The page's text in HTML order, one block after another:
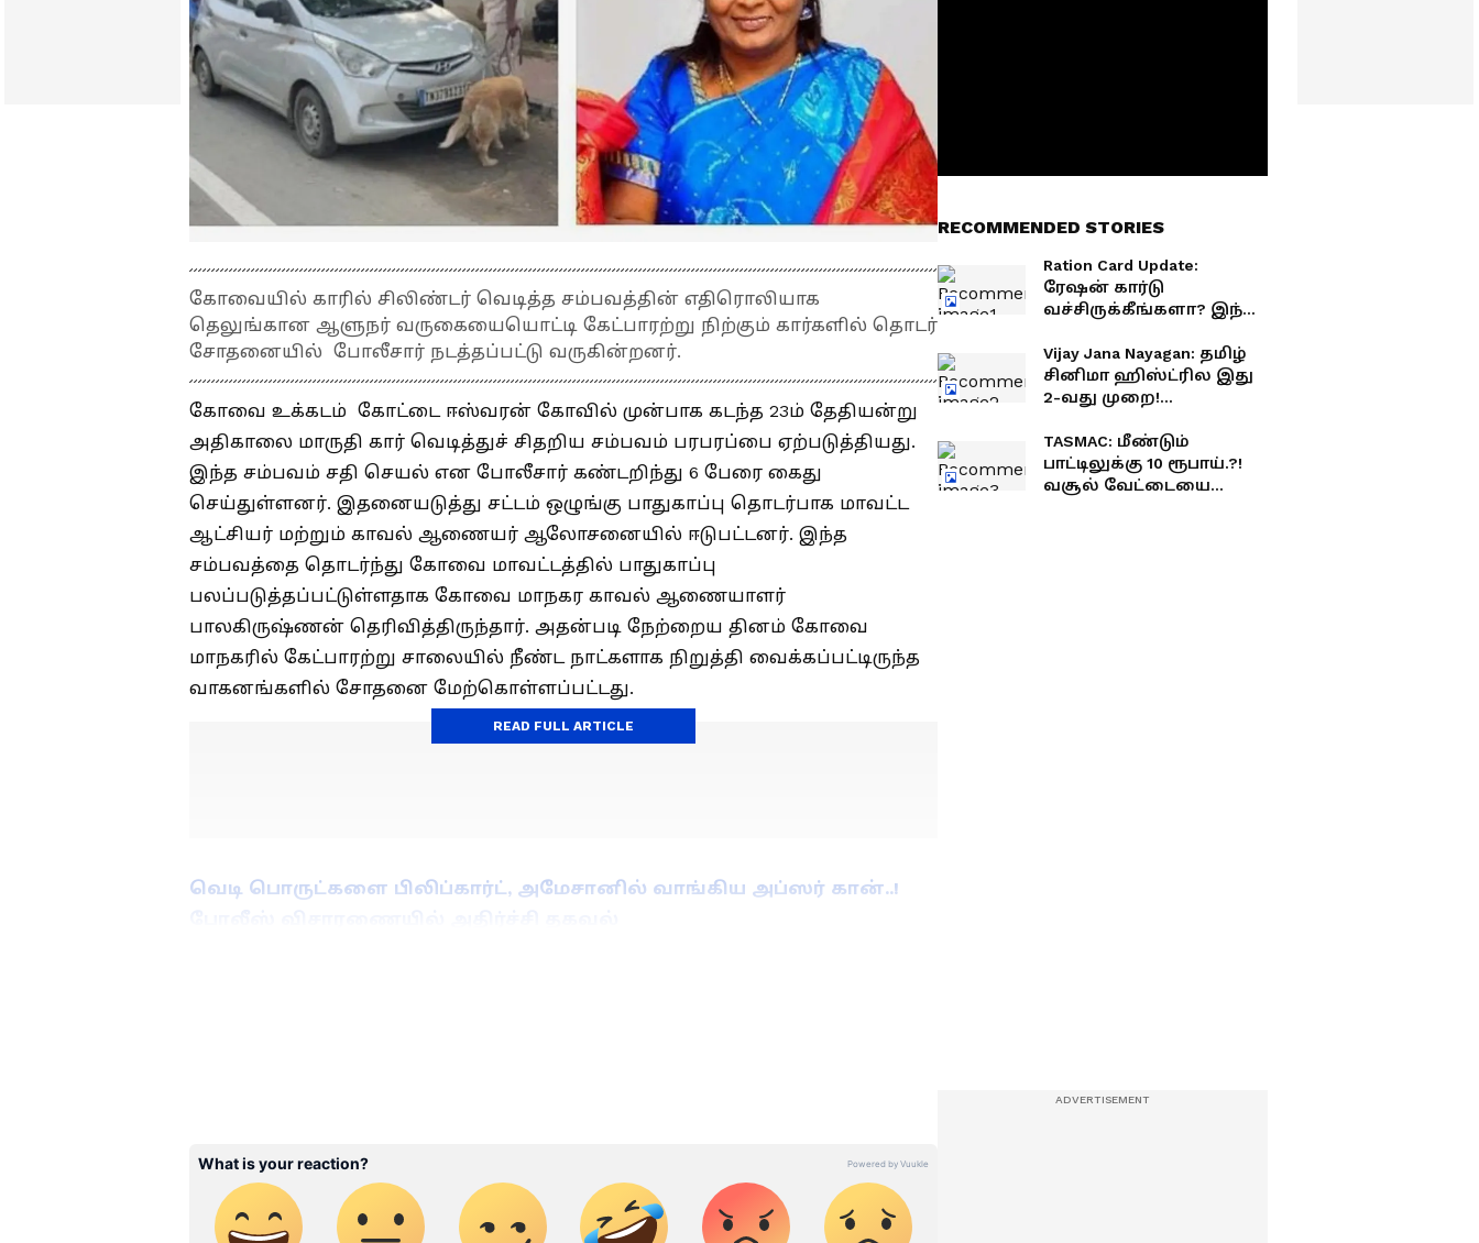
கோவையில் காரில் சிலிண்டர் வெடித்த சம்பவத்தின் எதிரொலியாக
தெலுங்கான ஆளுநர் வருகையையொட்டி கேட்பாரற்று நிற்கும் கார்களில் தொடர்
சோதனையில் போலீசார் நடத்தப்பட்டு வருகின்றனர்.
கோவை உக்கடம் கோட்டை ஈஸ்வரன் கோவில் முன்பாக கடந்த 23ம் தேதியன்று
அதிகாலை மாருதி கார் வெடித்துச் சிதறிய சம்பவம் பரபரப்பை ஏற்படுத்தியது.
இந்த சம்பவம் சதி செயல் என போலீசார் கண்டறிந்து 6 பேரை கைது
செய்துள்ளனர். இதனையடுத்து சட்டம் ஒழுங்கு பாதுகாப்பு தொடர்பாக மாவட்ட
ஆட்சியர் மற்றும் காவல் ஆணையர் ஆலோசனையில் ஈடுபட்டனர். இந்த
சம்பவத்தை தொடர்ந்து கோவை மாவட்டத்தில் பாதுகாப்பு
பலப்படுத்தப்பட்டுள்ளதாக கோவை மாநகர காவல் ஆணையாளர்
பாலகிருஷ்ணன் தெரிவித்திருந்தார். அதன்படி நேற்றைய தினம் கோவை
மாநகரில் கேட்பாரற்று சாலையில் நீண்ட நாட்களாக நிறுத்தி வைக்கப்பட்டிருந்த
வாகனங்களில் சோதனை மேற்கொள்ளப்பட்டது.
வெடி பொருட்களை பிலிப்கார்ட், அமேசானில் வாங்கிய அப்ஸர் கான்..!
READ FULL ARTICLE
RECOMMENDED STORIES
Ration Card Update:
ரேஷன் கார்டு
வச்சிருக்கீங்களா? இந்த
முடியுங்க... இல்லைனா
பொருட்கள் கிடைக்காது!
Vijay Jana Nayagan: தமிழ்
சினிமா ஹிஸ்ட்ரில இது
2-வது முறை!
தளபதி விஜய் செய்த
அரிய சாதனை!
TASMAC: மீண்டும்
பாட்டிலுக்கு 10 ரூபாய்.?!
வசூல் வேட்டையை